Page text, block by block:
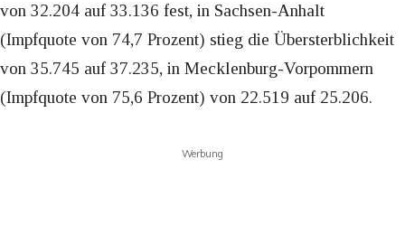
von 32.204 auf 33.136 fest, in Sachsen-Anhalt
(Impfquote von 74,7 Prozent) stieg die Übersterblichkeit
von 35.745 auf 37.235, in Mecklenburg-Vorpommern
(Impfquote von 75,6 Prozent) von 22.519 auf 25.206.
Werbung